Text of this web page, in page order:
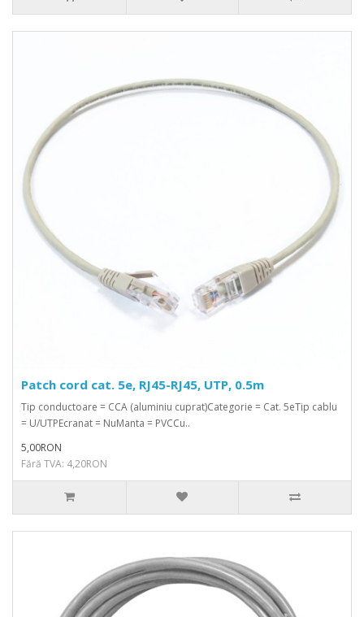
Patch cord cat. 5e, RJ45-RJ45, UTP, 0.5m
Tip conductoare = CCA (aluminiu cuprat)Categorie = Cat. 5eTip cablu
= U/UTPEcranat = NuManta = PVCCu..
5,00RON
Fără TVA: 4,20RON